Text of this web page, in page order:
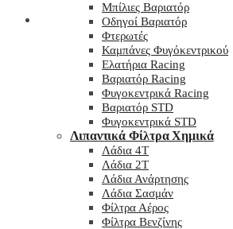
My wishlist
Μπίλιες Βαριατόρ
Οδηγοί Βαριατόρ
Φτερωτές
Καμπάνες Φυγόκεντρικού
Ελατήρια Racing
Βαριατόρ Racing
Φυγοκεντρικά Racing
Βαριατόρ STD
Φυγοκεντρικά STD
Λιπαντικά Φίλτρα Χημικά
Λάδια 4T
Λάδια 2T
Λάδια Ανάρτησης
Λάδια Σασμάν
Φίλτρα Αέρος
Φίλτρα Βενζίνης